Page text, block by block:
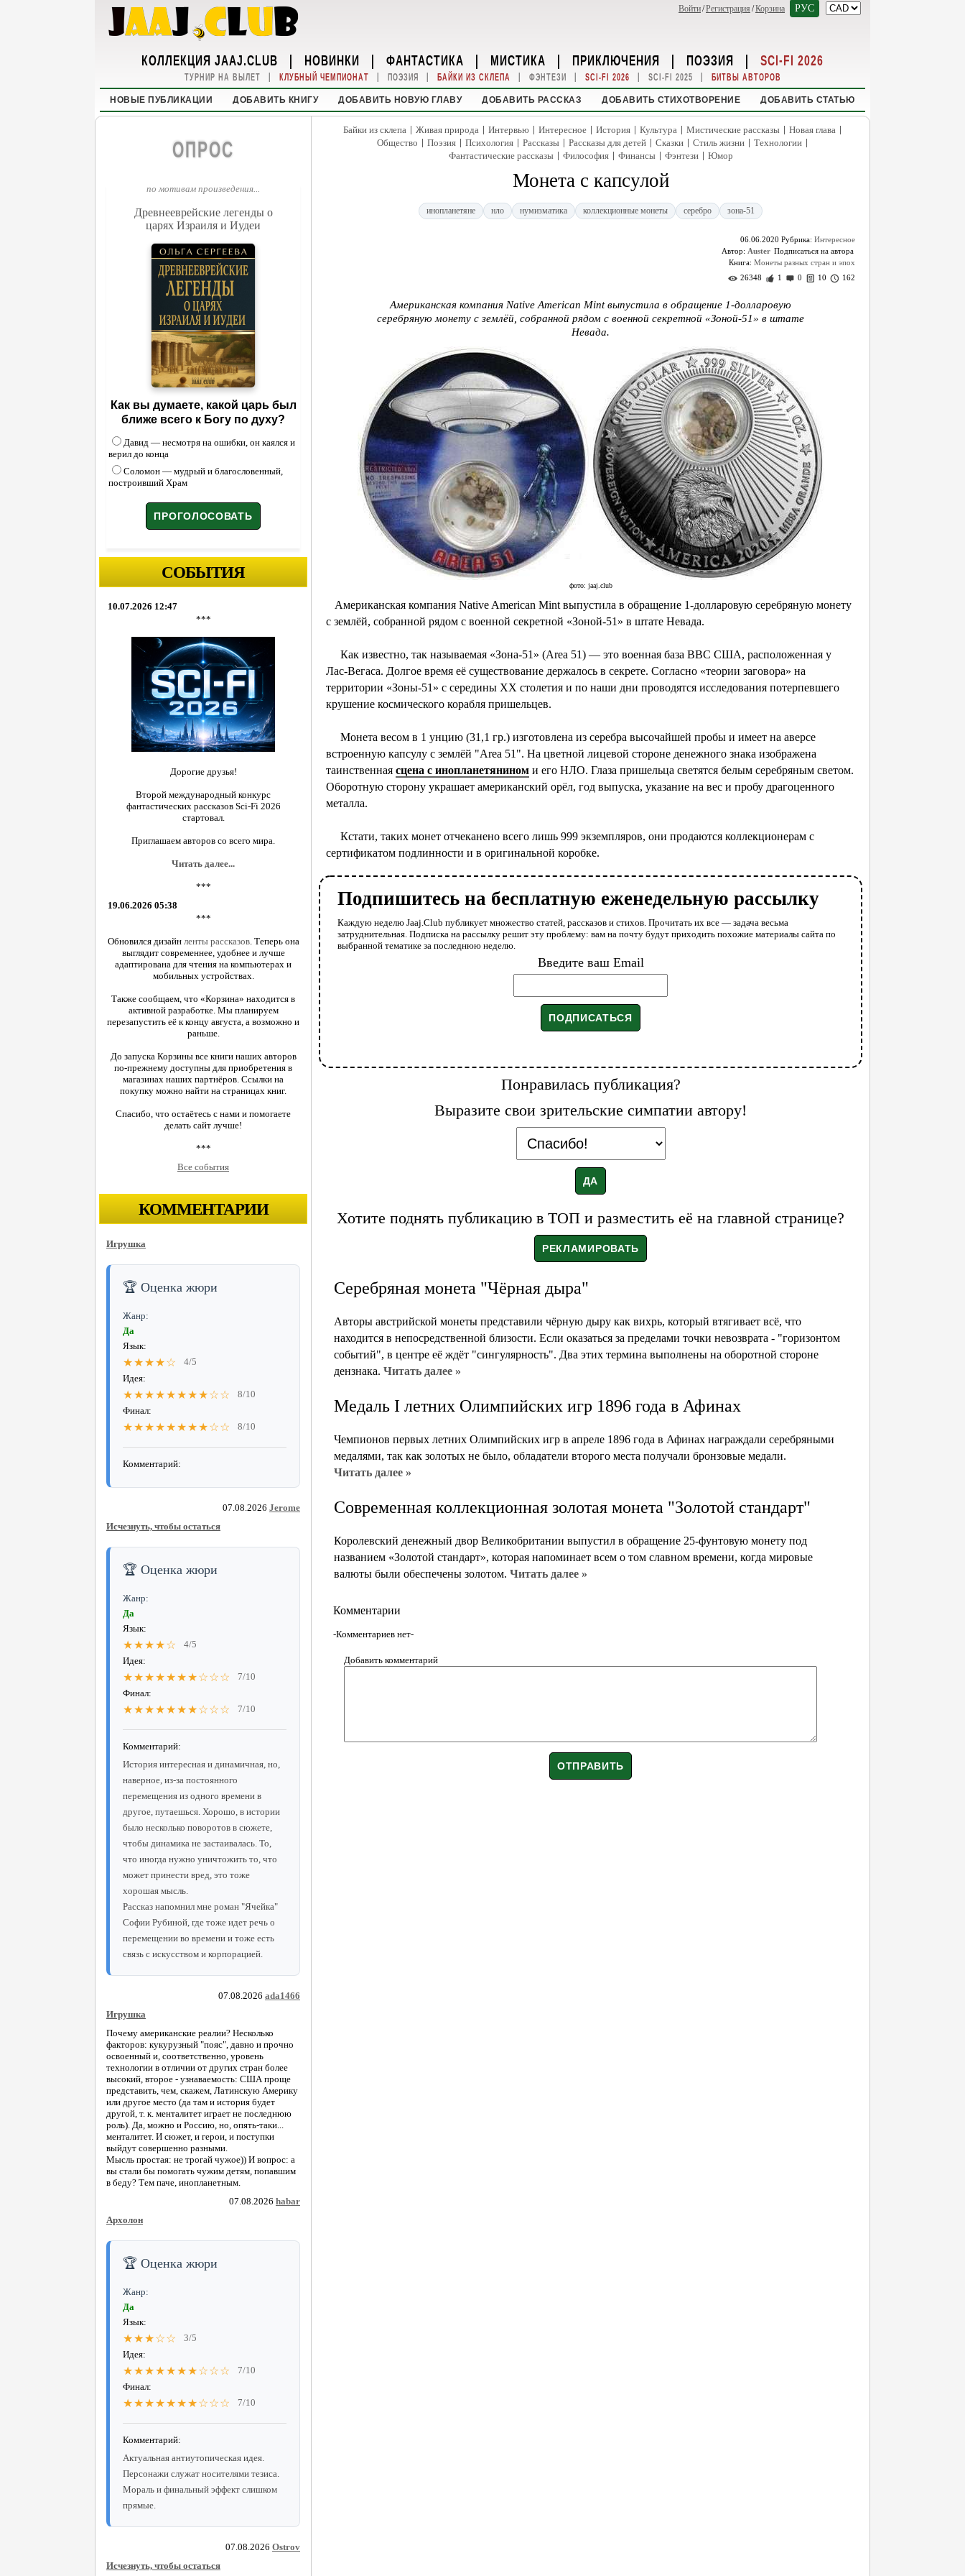
Войти/Регистрация /Корзина РУС
КОЛЛЕКЦИЯ JAAJ.CLUB | НОВИНКИ | ФАНТАСТИКА | МИСТИКА | ПРИКЛЮЧЕНИЯ | ПОЭЗИЯ | SCI-FI 2026
ТУРНИР НА ВЫЛЕТ | КЛУБНЫЙ ЧЕМПИОНАТ | ПОЭЗИЯ | БАЙКИ ИЗ СКЛЕПА | ФЭНТЕЗИ | SCI-FI 2026 | SCI-FI 2025 | БИТВЫ АВТОРОВ
НОВЫЕ ПУБЛИКАЦИИ ДОБАВИТЬ КНИГУ ДОБАВИТЬ НОВУЮ ГЛАВУ ДОБАВИТЬ РАССКАЗ ДОБАВИТЬ СТИХОТВОРЕНИЕ ДОБАВИТЬ СТАТЬЮ
ОПРОС
по мотивам произведения...
Древнееврейские легенды о
царях Израиля и Иудеи
Как вы думаете, какой царь был
ближе всего к Богу по духу?
Давид — несмотря на ошибки, он каялся и
верил до конца
Соломон — мудрый и благословенный,
построивший Храм
СОБЫТИЯ
10.07.2026 12:47
***
Дорогие друзья!
Второй международный конкурс
фантастических рассказов Sci-Fi 2026
стартовал.
Приглашаем авторов со всего мира.
Читать далее...
***
19.06.2026 05:38
***
Обновился дизайн ленты рассказов. Теперь она
выглядит современнее, удобнее и лучше
адаптирована для чтения на компьютерах и
мобильных устройствах.
Также сообщаем, что «Корзина» находится в
активной разработке. Мы планируем
перезапустить её к концу августа, а возможно и
раньше.
До запуска Корзины все книги наших авторов
по-прежнему доступны для приобретения в
магазинах наших партнёров. Ссылки на
покупку можно найти на страницах книг.
Спасибо, что остаётесь с нами и помогаете
делать сайт лучше!
***
Все события
КОММЕНТАРИИ
Игрушка
🏆 Оценка жюри
Жанр:
Да
Язык:
★★★★☆
4/5
Идея:
★★★★★★★★☆☆
8/10
Финал:
★★★★★★★★☆☆ 8/10
Комментарий:
07.08.2026 Jerome
Исчезнуть, чтобы остаться
🏆 Оценка жюри
Жанр:
Да
Язык:
★★★★☆
4/5
Идея:
★★★★★★★☆☆☆
7/10
Финал:
★★★★★★★☆☆☆ 7/10
Комментарий:
История интересная и динамичная, но,
наверное, из-за постоянного
перемещения из одного времени в
другое, путаешься. Хорошо, в истории
было несколько поворотов в сюжете,
чтобы динамика не застаивалась. То,
что иногда нужно уничтожить то, что
может принести вред, это тоже
хорошая мысль.
Рассказ напомнил мне роман "Ячейка"
Софии Рубиной, где тоже идет речь о
перемещении во времени и тоже есть
связь с искусством и корпорацией.
07.08.2026 ada1466
Игрушка
Почему американские реалии? Несколько
факторов: кукурузный "пояс", давно и прочно
освоенный и, соответственно, уровень
технологии в отличии от других стран более
высокий, второе - узнаваемость: США проще
представить, чем, скажем, Латинскую Америку
или другое место (да там и история будет
другой, т. к. менталитет играет не последнюю
роль). Да, можно и Россию, но, опять-таки...
менталитет. И сюжет, и герои, и поступки
выйдут совершенно разными.
Мысль простая: не трогай чужое)) И вопрос: а
вы стали бы помогать чужим детям, попавшим
в беду? Тем паче, инопланетным.
07.08.2026 habar
Архолон
🏆 Оценка жюри
Жанр:
Да
Язык:
★★★☆☆
3/5
Идея:
★★★★★★★☆☆☆
7/10
Финал:
★★★★★★★☆☆☆ 7/10
Комментарий:
Актуальная антиутопическая идея.
Персонажи служат носителями тезиса.
Мораль и финальный эффект слишком
прямые.
07.08.2026 Ostrov
Исчезнуть, чтобы остаться
Байки из склепа | Живая природа | Интервью | Интересное | История | Культура | Мистические рассказы | Новая глава |
Общество | Поэзия | Психология | Рассказы | Рассказы для детей | Сказки | Стиль жизни | Технологии |
Фантастические рассказы | Философия | Финансы | Фэнтези | Юмор
Монета с капсулой
инопланетяне нло нумизматика коллекционные монеты серебро зона-51
06.06.2020 Рубрика: Интересное
Автор: Auster
Книга: Монеты разных стран и эпох
26348
1 0 10 162
Американская компания Native American Mint выпустила в обращение 1-долларовую
серебряную монету с землёй, собранной рядом с военной секретной «Зоной-51» в штате
Невада.
фото: jaaj.club
Американская компания Native American Mint выпустила в обращение 1-долларовую серебряную монету
с землёй, собранной рядом с военной секретной «Зоной-51» в штате Невада.
Как известно, так называемая «Зона-51» (Area 51) — это военная база ВВС США, расположенная у
Лас-Вегаса. Долгое время её существование держалось в секрете. Согласно «теории заговора» на
территории «Зоны-51» с середины ХХ столетия и по наши дни проводятся исследования потерпевшего
крушение космического корабля пришельцев.
Монета весом в 1 унцию (31,1 гр.) изготовлена из серебра высочайшей пробы и имеет на аверсе
встроенную капсулу с землёй "Area 51". На цветной лицевой стороне денежного знака изображена
таинственная сцена с инопланетянином и его НЛО. Глаза пришельца светятся белым серебряным светом.
Оборотную сторону украшает американский орёл, год выпуска, указание на вес и пробу драгоценного
металла.
Кстати, таких монет отчеканено всего лишь 999 экземпляров, они продаются коллекционерам с
сертификатом подлинности и в оригинальной коробке.
Подпишитесь на бесплатную еженедельную рассылку
Каждую неделю Jaaj.Club публикует множество статей, рассказов и стихов. Прочитать их все — задача весьма
затруднительная. Подписка на рассылку решит эту проблему: вам на почту будут приходить похожие материалы сайта по
выбранной тематике за последнюю неделю.
Введите ваш Email
Понравилась публикация?
Выразите свои зрительские симпатии автору!
Хотите поднять публикацию в ТОП и разместить её на главной странице?
Серебряная монета "Чёрная дыра"
Авторы австрийской монеты представили чёрную дыру как вихрь, который втягивает всё, что
находится в непосредственной близости. Если оказаться за пределами точки невозврата - "горизонтом
событий", в центре её ждёт "сингулярность". Два этих термина выполнены на оборотной стороне
дензнака. Читать далее »
Медаль I летних Олимпийских игр 1896 года в Афинах
Чемпионов первых летних Олимпийских игр в апреле 1896 года в Афинах награждали серебряными
медалями, так как золотых не было, обладатели второго места получали бронзовые медали.
Читать далее »
Современная коллекционная золотая монета "Золотой стандарт"
Королевский денежный двор Великобритании выпустил в обращение 25-фунтовую монету под
названием «Золотой стандарт», которая напоминает всем о том славном времени, когда мировые
валюты были обеспечены золотом. Читать далее »
Комментарии
-Комментариев нет-
Добавить комментарий